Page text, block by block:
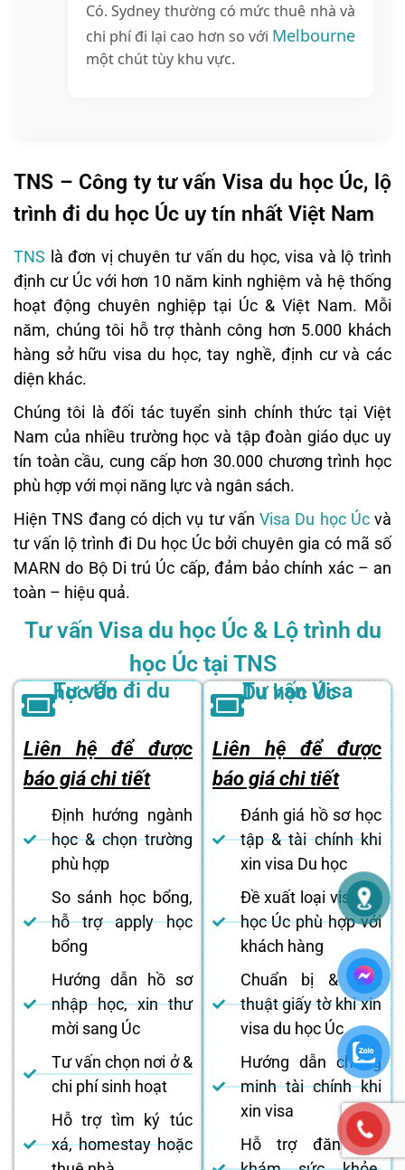
Có. Sydney thường có mức thuê nhà và
chi phí đi lại cao hơn so với Melbourne
một chút tùy khu vực.
TNS – Công ty tư vấn Visa du học Úc, lộ
trình đi du học Úc uy tín nhất Việt Nam
TNS là đơn vị chuyên tư vấn du học, visa và lộ trình
định cư Úc với hơn 10 năm kinh nghiệm và hệ thống
hoạt động chuyên nghiệp tại Úc & Việt Nam. Mỗi
năm, chúng tôi hỗ trợ thành công hơn 5.000 khách
hàng sở hữu visa du học, tay nghề, định cư và các
diện khác.
Chúng tôi là đối tác tuyển sinh chính thức tại Việt
Nam của nhiều trường học và tập đoàn giáo dục uy
tín toàn cầu, cung cấp hơn 30.000 chương trình học
phù hợp với mọi năng lực và ngân sách.
Hiện TNS đang có dịch vụ tư vấn Visa Du học Úcvà
tư vấn lộ trình đi Du học Úc bởi chuyên gia có mã số
MARN do Bộ Di trú Úc cấp, đảm bảo chính xác – an
toàn – hiệu quả.
Tư vấn Visa du học Úc & Lộ trình du
học Úc tại TNS
Tư vấn đi du học Úc
Liên hệ để được
báo giá chi tiết
Định hướng ngành
học & chọn trường
phù hợp
So sánh học bổng,
hỗ trợ apply học
bổng
Hướng dẫn hồ sơ
nhập học, xin thư
mời sang Úc
Tư vấn chọn nơi ở &
chi phí sinh hoạt
Hỗ trợ tìm ký túc
xá, homestay hoặc
Tư vấn Visa Du học Úc
Liên hệ để được
báo giá chi tiết
Đánh giá hồ sơ học
tập & tài chính khi
xin visa Du học
Đề xuất loại visa du
học Úc phù hợp với
khách hàng
Chuẩn bị & dịch
thuật giấy tờ khi xin
visa du học Úc
Hướng dẫn chứng
minh tài chính khi
xin visa
Hỗ trợ đăng ký